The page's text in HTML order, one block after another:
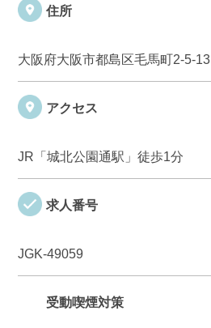
住所
大阪府大阪市都島区毛馬町2-5-13
アクセス
JR「城北公園通駅」徒歩1分
求人番号
JGK-49059
受動喫煙対策